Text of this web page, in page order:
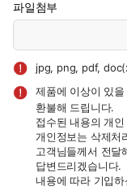
파일첨부
jpg, png, pdf,
제품에 이상이 있
환불해 드립니다.
접수된 내용의 개
개인정보는 삭제처
고객님들께서 전달
답변드리겠습니다.
내용에 따라 기입